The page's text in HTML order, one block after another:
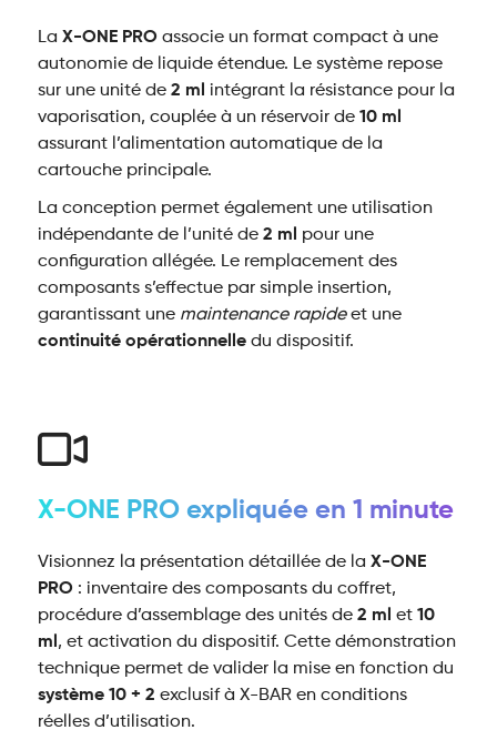
La X-ONE PROassocie un format compact à une
autonomie de liquide étendue. Le système repose
sur une unité de 2 ml
intégrant la résistance pour la
vaporisation, couplée à un réservoir de 10 ml
assurant l’alimentation automatique de la
cartouche principale.
La conception permet également une utilisation
indépendante de l’unité de 2 ml
pour une
configuration allégée. Le remplacement des
composants s’effectue par simple insertion,
garantissant une maintenance rapideet une
continuité opérationnelledu dispositif.
X-ONE PRO expliquée en 1 minute
Visionnez la présentation détaillée de la X-ONE
PRO: inventaire des composants du coffret,
procédure d’assemblage des unités de 2 ml et 10
ml , et activation du dispositif. Cette démonstration
technique permet de valider la mise en fonction du
système 10 + 2 exclusif à X-BAR en conditions
réelles d’utilisation.